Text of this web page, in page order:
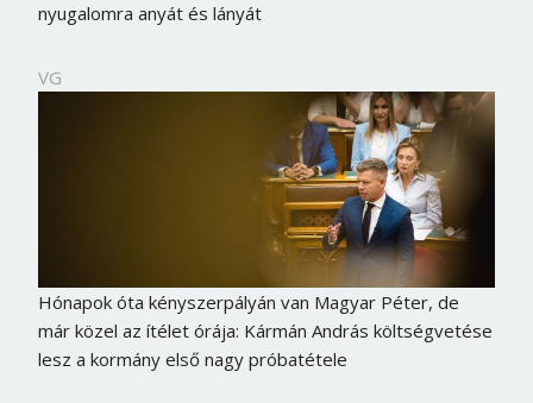
nyugalomra anyát és lányát
VG
Hónapok óta kényszerpályán van Magyar Péter, de
már közel az ítélet órája: Kármán András költségvetése
lesz a kormány első nagy próbatétele